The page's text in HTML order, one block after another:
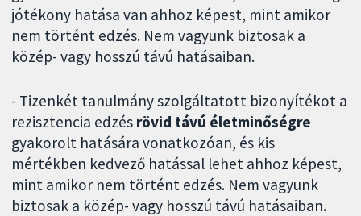
jótékony hatása van ahhoz képest, mint amikor
nem történt edzés. Nem vagyunk biztosak a
közép- vagy hosszú távú hatásaiban.
- Tizenkét tanulmány szolgáltatott bizonyítékot a
rezisztencia edzés rövid távú életminőségre
gyakorolt hatására vonatkozóan, és kis
mértékben kedvező hatással lehet ahhoz képest,
mint amikor nem történt edzés. Nem vagyunk
biztosak a közép- vagy hosszú távú hatásaiban.